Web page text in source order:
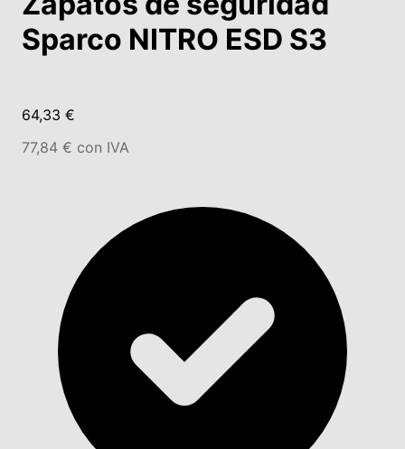
Sparco NITRO ESD S3
64,33 €
77,84 € con IVA